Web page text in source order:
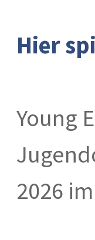
Hier
Young
2026